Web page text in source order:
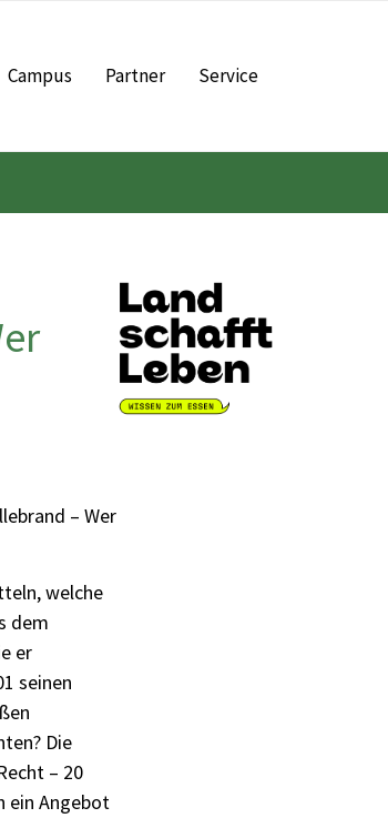
Campus Partner Service
– Wer
welche
dem
er
seinen
Die
– 20
ein Angebot